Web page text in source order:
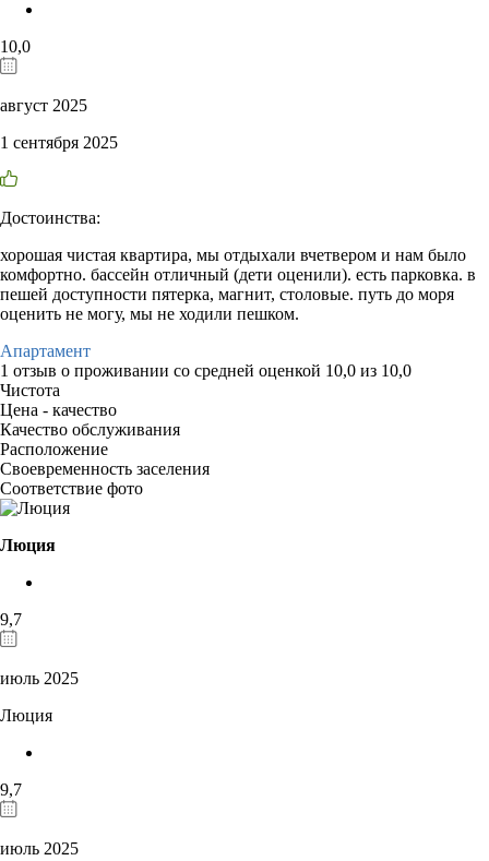
10,0
август 2025
1 сентября 2025
Достоинства:
хорошая чистая квартира, мы отдыхали вчетвером и нам было
комфортно. бассейн отличный (дети оценили). есть парковка. в
пешей доступности пятерка, магнит, столовые. путь до моря
оценить не могу, мы не ходили пешком.
Апартамент
1 отзыв о проживании со средней оценкой 10,0 из 10,0
Чистота
Цена - качество
Качество обслуживания
Расположение
Своевременность заселения
Соответствие фото
Люция
9,7
июль 2025
Люция
9,7
июль 2025